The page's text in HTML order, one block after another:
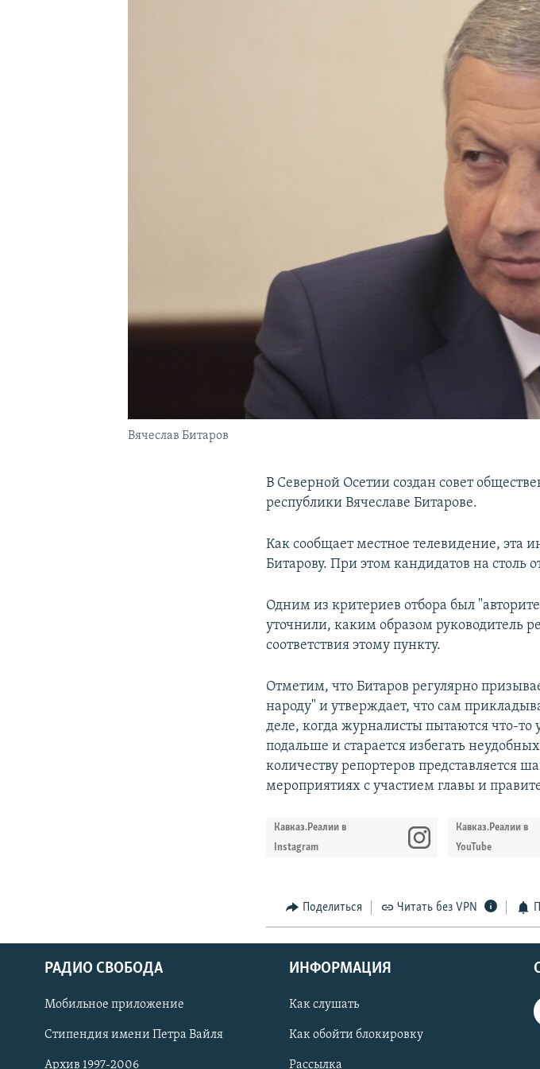
СОЦИАЛЬНЫЕ СЕТИ
Вячеслав Битаров
В Северной Осетии создан совет
республики Вячеславе Битарове.
Как сообщает местное телевидение, эта
Битарову. При этом кандидатов на столь
Одним из критериев отбора был
уточнили, каким образом руководитель
соответствия этому пункту.
Отметим, что Битаров регулярно
народу" и утверждает, что сам
деле, когда журналисты пытаются что-то
подальше и старается избегать
количеству репортеров представляется
мероприятиях с участием главы и
Кавказ.Реалии в
Instagram
Кавказ.Реалии в
YouTube
Поделиться Читать без VPN
РАДИО СВОБОДА
Мобильное приложение
Стипендия имени Петра Вайля
Архив 1997-2006
ИНФОРМАЦИЯ
Как слушать
Как обойти блокировку
Рассылка